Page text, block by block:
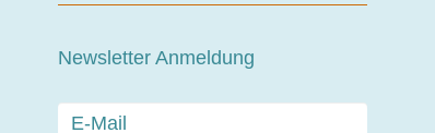
Newsletter Anmeldung